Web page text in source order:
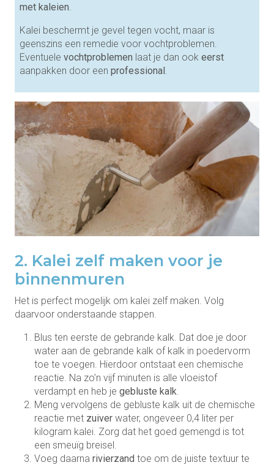
met kaleien
Kalei beschermt je gevel tegen vocht, maar is
geenszins een remedie voor vochtproblemen.
Eventuele vochtproblemen laat je dan ook eerst
aanpakken door een professional
2. Kalei zelf maken voor je
binnenmuren
Het is perfect mogelijk om kalei zelf maken. Volg
daarvoor onderstaande stappen.
Blus ten eerste de gebrande kalk. Dat doe je door
water aan de gebrande kalk of kalk in poedervorm
toe te voegen. Hierdoor ontstaat een chemische
reactie. Na zo’n vijf minuten is alle vloeistof
verdampt en heb je gebluste kalk
Meng vervolgens de gebluste kalk uit de chemische
reactie met zuiver water, ongeveer 0,4 liter per
kilogram kalei. Zorg dat het goed gemengd is tot
een smeuïg breisel.
Voeg daarna rivierzand toe om de juiste textuur te